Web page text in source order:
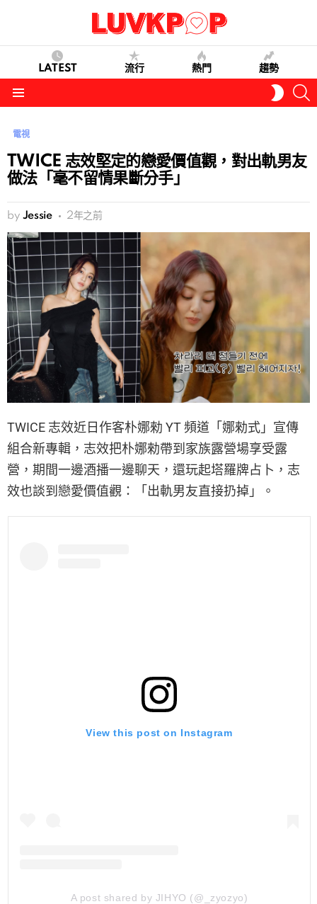
LATEST 流行 熱門 趨勢
SKIN
電視
TWICE 志效堅定的戀愛價值觀，對出軌男友
做法「毫不留情果斷分手」
by Jessie 2年之前
TWICE 志效近日作客朴娜勑 YT 頻道「娜勑式」宣傳
組合新專輯，志效把朴娜勑帶到家族露營場享受露
營，期間一邊酒播一邊聊天，還玩起塔羅牌占卜，志
效也談到戀愛價值觀：「出軌男友直接扔掉」。
View this post on Instagram
A post shared by JIHYO (@_zyozyo)